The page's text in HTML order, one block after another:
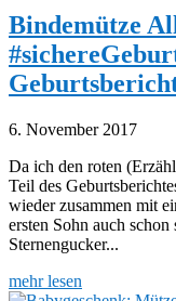
Bindemütze
6. November 2017
Da ich den roten
Teil des
wieder zusammen mit
ersten Sohn auch
Sternengucker...
mehr lesen